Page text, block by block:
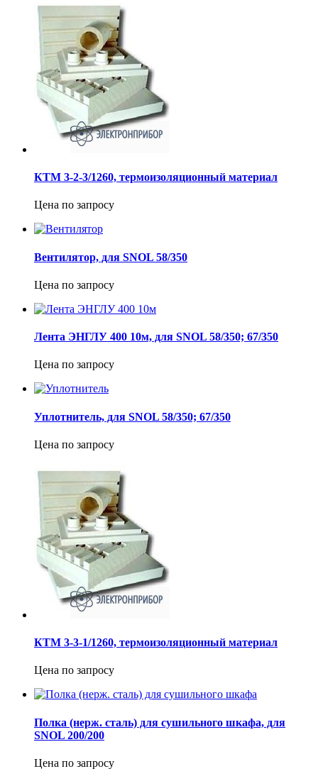
КТМ 3-2-3/1260, термоизоляционный материал
Цена по запросу
Вентилятор, для SNOL 58/350
Цена по запросу
Лента ЭНГЛУ 400 10м, для SNOL 58/350; 67/350
Цена по запросу
Уплотнитель, для SNOL 58/350; 67/350
Цена по запросу
КТМ 3-3-1/1260, термоизоляционный материал
Цена по запросу
Полка (нерж. сталь) для сушильного шкафа, для
SNOL 200/200
Цена по запросу